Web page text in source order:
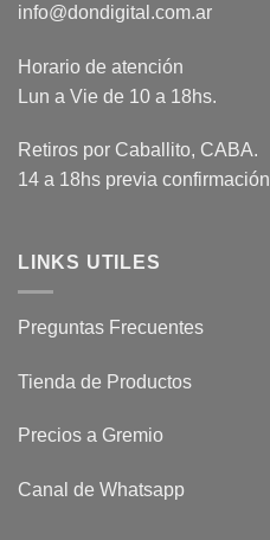
info@dondigital.com.ar
Horario de atención
Lun a Vie de 10 a 18hs.
Retiros por Caballito, CABA.
14 a 18hs previa confirmación
LINKS UTILES
Preguntas Frecuentes
Tienda de Productos
Precios a Gremio
Canal de Whatsapp